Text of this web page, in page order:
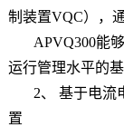
制装置VQC），
APVQ300能
运行管理水平的
2、 基于电流
置